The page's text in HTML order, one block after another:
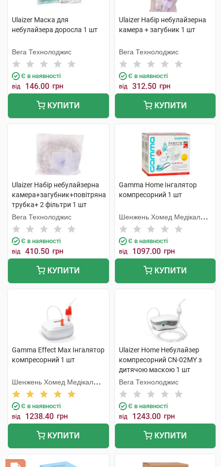
Ulaizer Маска для
небулайзера доросла 1 шт
Вега Технолоджис
Є в наявності
від 146.00 грн
КУПИТИ
Ulaizer Набір небулайзерна
камера + загубник 1 шт
Вега Технолоджис
Є в наявності
від 312.50 грн
КУПИТИ
Ulaizer Набір небулайзерна
камера+загубник+повітряна
трубка+ 2 фільтри 1 шт
Вега Технолоджис
Є в наявності
від 410.50 грн
КУПИТИ
Gamma Home Інгалятор
компресорний 1 шт
Шенжень Хомед Медікал
Девайс
Є в наявності
від 1097.00 грн
КУПИТИ
Gamma Effect Max Інгалятор
компресорний 1 шт
Шенжень Хомед Медікал
Девайс
Є в наявності
від 1238.40 грн
КУПИТИ
Ulaizer Home Небулайзер
компресорний CN-02MY з
дитячою маскою 1 шт
Вега Технолоджис
Є в наявності
від 1243.00 грн
КУПИТИ